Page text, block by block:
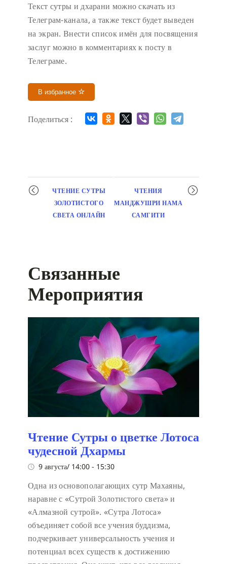
Текст сутры и дхарани можно скачать из
Телеграм-канала, а также текст будет выведен
на экран. Внести список имён для посвящения
заслуг можно в комментариях к посту в
Телеграме.
В избранное
Поделиться :
Мероприятие
навигация
ЧТЕНИЕ СУТРЫ
ЗОЛОТИСТОГО
СВЕТА ОНЛАЙН
ЧТЕНИЯ
МАНДЖУШРИ НАМА
САМГИТИ
Связанные
Мероприятия
Чтение Сутры о цветке Лотоса
чудесной Дхармы
9 августа/ 14:00 - 15:30
Одна из основополагающих сутр Махаяны,
наравне с «Сутрой Золотистого света» и
«Алмазной сутрой». «Сутра Лотоса»
объединяет собой все учения буддизма,
подчеркивает универсальность учения и
потенциал всех существ к достижению